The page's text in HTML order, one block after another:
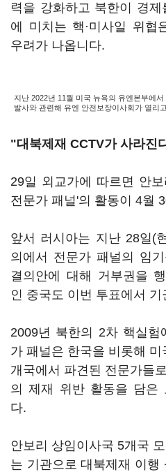
력을 강화하고 북한이 경
에 미치는 핵·미사일 위협
우려가 나옵니다.
지난 2022년 11월 미국 뉴욕의 유엔본부에
발사와 관련해 유엔 안전보장이사회가 열리
"대북제재 CCTV가 사라진
29일 외교가에 따르면 안
전문가 패널'의 활동이 4월
앞서 러시아는 지난 28일(
의에서 전문가 패널의 임
결의안에 대해 거부권을
인 중국도 이번 투표에서
2009년 북한의 2차 핵실
가 패널은 한국을 비롯해 미
개국에서 파견된 전문가들
의 제재 위반 활동을 담은
다.
안보리 상임이사국 5개국
는 기관으로 대북제재 이행